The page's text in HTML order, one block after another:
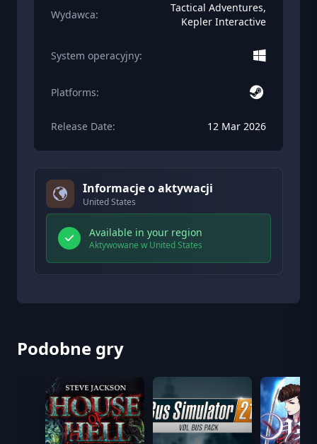
Wydawca:
Tactical Adventures,
Kepler Interactive
System operacyjny:
Platforms:
Release Date: 12 Mar 2026
Informacje o aktywacji
United States
Available in your region
Aktywowane w United States
Podobne gry